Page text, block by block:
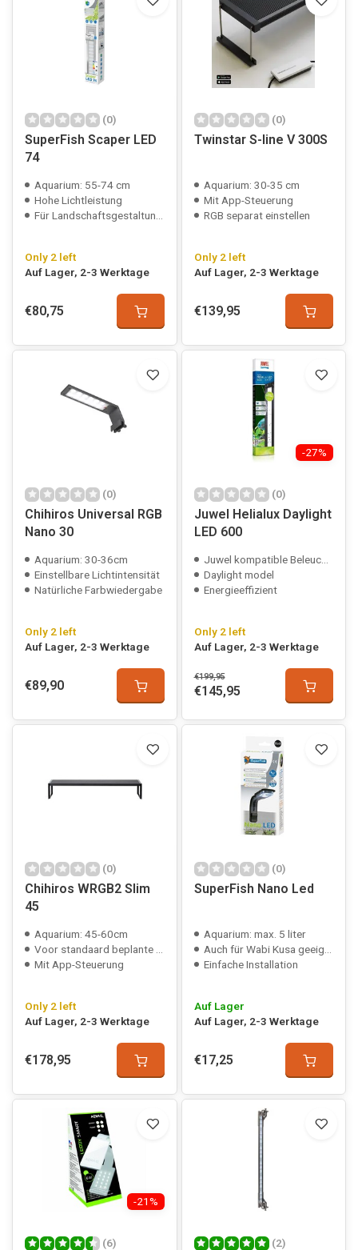
(0)
SuperFish Scaper LED
74
Aquarium: 55-74 cm
Hohe Lichtleistung
Für Landschaftsgestaltung und Pflanzenwachstum
Only 2 left
Auf Lager, 2-3 Werktage
€80,75
(0)
Twinstar S-line V 300S
Aquarium: 30-35 cm
Mit App-Steuerung
RGB separat einstellen
Only 2 left
Auf Lager, 2-3 Werktage
€139,95
(0)
Chihiros Universal RGB
Nano 30
Aquarium: 30-36cm
Einstellbare Lichtintensität
Natürliche Farbwiedergabe
Only 2 left
Auf Lager, 2-3 Werktage
€89,90
-27%
(0)
Juwel Helialux Daylight
LED 600
Juwel kompatible Beleuchtung
Daylight model
Energieeffizient
Only 2 left
Auf Lager, 2-3 Werktage
€199,95
€145,95
(0)
Chihiros WRGB2 Slim
45
Aquarium: 45-60cm
Voor standaard beplante aquaria
Mit App-Steuerung
Only 2 left
Auf Lager, 2-3 Werktage
€178,95
(0)
SuperFish Nano Led
Aquarium: max. 5 liter
Auch für Wabi Kusa geeignet
Einfache Installation
Auf Lager
Auf Lager, 2-3 Werktage
€17,25
-21%
(6) (2)